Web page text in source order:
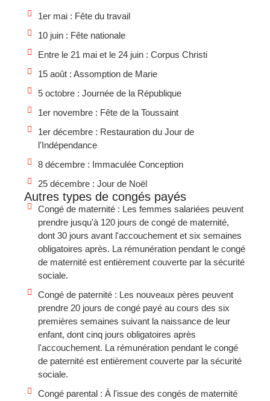
1er mai : Fête du travail
10 juin : Fête nationale
Entre le 21 mai et le 24 juin : Corpus Christi
15 août : Assomption de Marie
5 octobre : Journée de la République
1er novembre : Fête de la Toussaint
1er décembre : Restauration du Jour de
l'Indépendance
8 décembre : Immaculée Conception
25 décembre : Jour de Noël
Autres types de congés payés
Congé de maternité : Les femmes salariées peuvent
prendre jusqu'à 120 jours de congé de maternité,
dont 30 jours avant l'accouchement et six semaines
obligatoires après. La rémunération pendant le congé
de maternité est entièrement couverte par la sécurité
sociale.
Congé de paternité : Les nouveaux pères peuvent
prendre 20 jours de congé payé au cours des six
premières semaines suivant la naissance de leur
enfant, dont cinq jours obligatoires après
l'accouchement. La rémunération pendant le congé
de paternité est entièrement couverte par la sécurité
sociale.
Congé parental : À l'issue des congés de maternité